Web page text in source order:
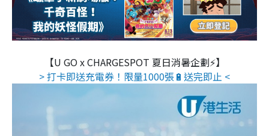
【U GO x CHARGESPOT 夏日消暑企劃⚡】
> 打卡即送充電券！限量1000張🔋送完即止 <